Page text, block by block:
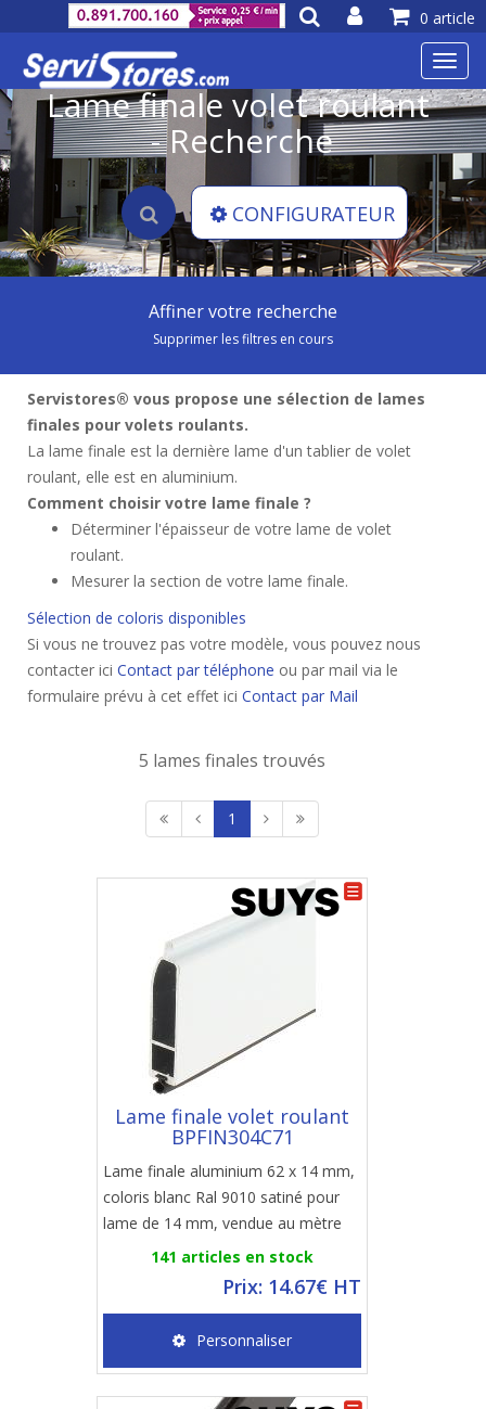
0 article
Lame finale volet roulant
- Recherche
CONFIGURATEUR
Affiner votre recherche
Supprimer les filtres en cours
Servistores® vous propose une sélection de lames
finales pour volets roulants.
La lame finale est la dernière lame d'un tablier de volet
roulant, elle est en aluminium.
Comment choisir votre lame finale ?
Déterminer l'épaisseur de votre lame de volet
roulant.
Mesurer la section de votre lame finale.
Sélection de coloris disponibles
Si vous ne trouvez pas votre modèle, vous pouvez nous
contacter ici Contact par téléphone ou par mail via le
formulaire prévu à cet effet ici Contact par Mail
5 lames finales trouvés
1
Lame finale volet roulant
BPFIN304C71
Lame finale aluminium 62 x 14 mm,
coloris blanc Ral 9010 satiné pour
lame de 14 mm, vendue au mètre
141 articles en stock
Prix: 14.67€ HT
Personnaliser